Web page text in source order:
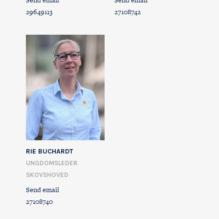
FØLG OS
29649113
27108742
RIE BUCHARDT
UNGDOMSLEDER
SKOVSHOVED
Send email
27108740